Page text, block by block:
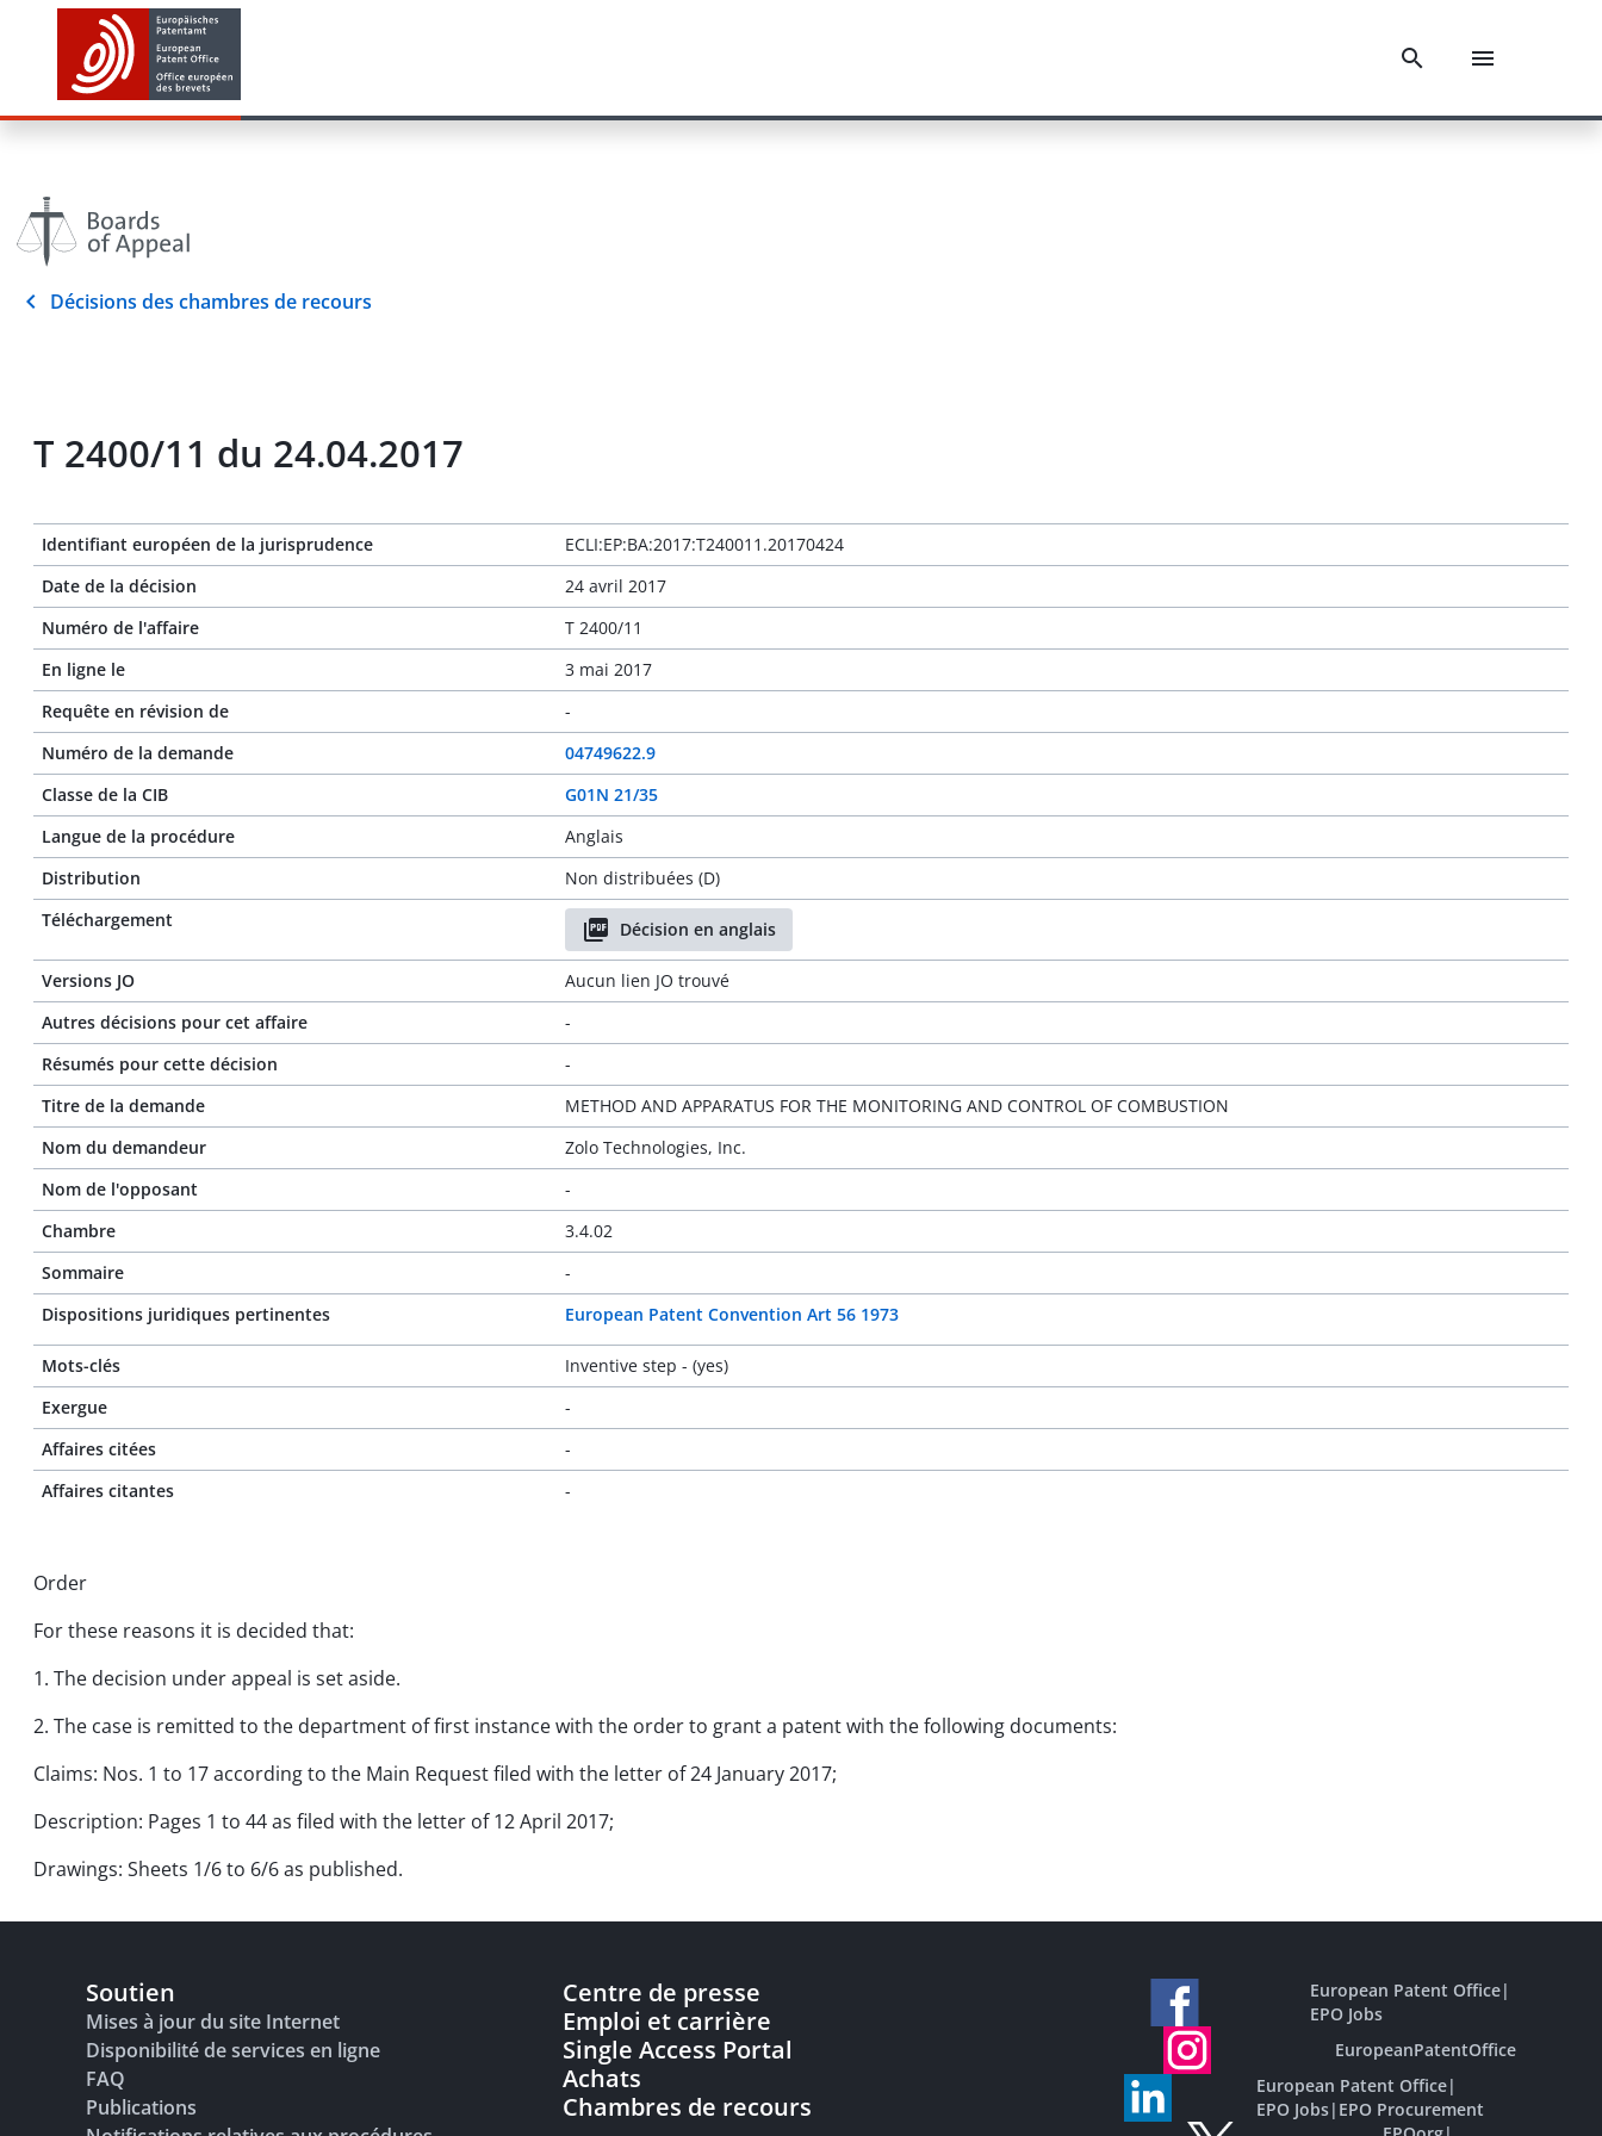
Décisions des chambres de recours
T 2400/11 du 24.04.2017
Identifiant européen de la jurisprudence
ECLI:EP:BA:2017:T240011.20170424
Date de la décision
24 avril 2017
Numéro de l'affaire
T 2400/11
En ligne le
3 mai 2017
Requête en révision de
-
Numéro de la demande
04749622.9
Classe de la CIB
G01N 21/35
Langue de la procédure
Anglais
Distribution
Non distribuées (D)
Téléchargement
Décision en anglais
Versions JO
Aucun lien JO trouvé
Autres décisions pour cet affaire
-
Résumés pour cette décision
-
Titre de la demande
METHOD AND APPARATUS FOR THE MONITORING AND CONTROL OF COMBUSTION
Nom du demandeur
Zolo Technologies, Inc.
Nom de l'opposant
-
Chambre
3.4.02
Sommaire
-
Dispositions juridiques pertinentes
European Patent Convention Art 56 1973
Mots-clés
Inventive step - (yes)
Exergue
-
Affaires citées
-
Affaires citantes
-
Order
For these reasons it is decided that:
1. The decision under appeal is set aside.
2. The case is remitted to the department of first instance with the order to grant a patent with the following documents:
Claims: Nos. 1 to 17 according to the Main Request filed with the letter of 24 January 2017;
Description: Pages 1 to 44 as filed with the letter of 12 April 2017;
Drawings: Sheets 1/6 to 6/6 as published.
Soutien
Mises à jour du site Internet
Disponibilité de services en ligne
FAQ
Publications
Centre de presse
Emploi et carrière
Single Access Portal
Achats
Chambres de recours
European Patent Office|
EPO Jobs
EuropeanPatentOffice
European Patent Office|
EPO Jobs| EPO Procurement